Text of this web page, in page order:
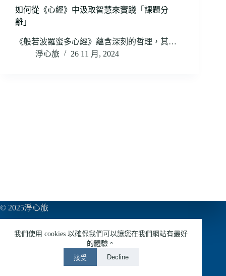
我們使用 cookies 以確保我們可以讓您在我們網站有最好
的體驗。
接受
Decline
如何從《心經》中汲取智慧來實踐「課題分
離」
《般若波羅蜜多心經》蘊含深刻的哲理，其…
淨心旅
26 11 月, 2024
© 2025淨心旅
亞巨多媒體有限公司
54953433